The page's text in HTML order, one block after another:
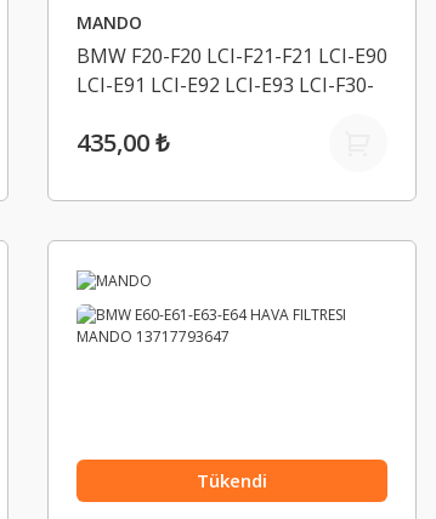
MANDO
BMW F20-F20 LCI-F21-F21 LCI-E90
LCI-E91 LCI-E92 LCI-E93 LCI-F30-
F10-F11-F18-F12-F13-F01-F02-X1
YAG FILTRESI MANDO
435,00 ₺
Tükendi